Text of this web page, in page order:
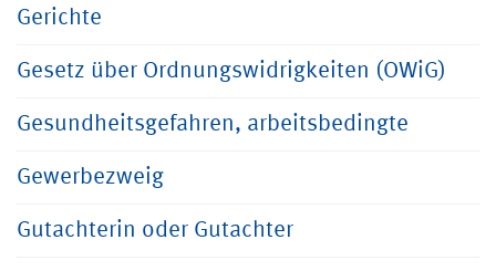
Gerichte
Gesetz über Ordnungswidrigkeiten (OWiG)
Gesundheitsgefahren, arbeitsbedingte
Gewerbezweig
Gutachterin oder Gutachter